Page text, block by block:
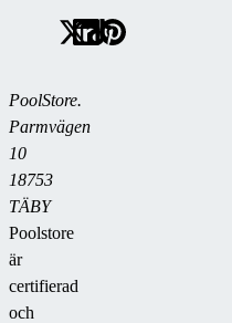
PoolStore.
Parmvägen
10
18753
TÄBY
Poolstore
är
certifierad
och